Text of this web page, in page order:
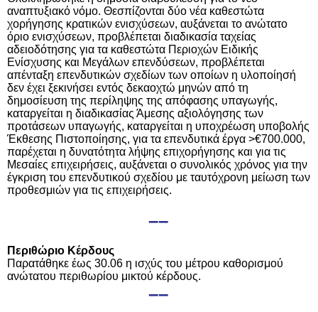
αναπτυξιακό νόμο. Θεσπίζονται δύο νέα καθεστώτα
χορήγησης κρατικών ενισχύσεων, αυξάνεται το ανώτατο
όριο ενισχύσεων, προβλέπεται διαδικασία ταχείας
αδειοδότησης για τα καθεστώτα Περιοχών Ειδικής
Ενίσχυσης και Μεγάλων επενδύσεων, προβλέπεται
απένταξη επενδυτικών σχεδίων των οποίων η υλοποίησή
δεν έχει ξεκινήσει εντός δεκαοχτώ μηνών από τη
δημοσίευση της περίληψης της απόφασης υπαγωγής,
καταργείται η διαδικασίας Άμεσης αξιολόγησης των
προτάσεων υπαγωγής, καταργείται η υποχρέωση υποβολής
Έκθεσης Πιστοποίησης, για τα επενδυτικά έργα >€700.000,
παρέχεται η δυνατότητα λήψης επιχορήγησης και για τις
Μεσαίες επιχειρήσεις, αυξάνεται ο συνολικός χρόνος για την
έγκριση του επενδυτικού σχεδίου με ταυτόχρονη μείωση των
προθεσμιών για τις επιχειρήσεις.
––
Περιθώριο Κέρδους
Παρατάθηκε έως 30.06 η ισχύς του μέτρου καθορισμού
ανώτατου περιθωρίου μικτού κέρδους.
––